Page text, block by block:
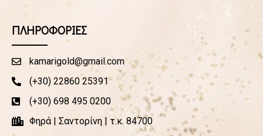
ΠΛΗΡΟΦΟΡΙΕΣ
kamarigold@gmail.com
(+30) 22860 25391
(+30) 698 495 0200
Φηρά | Σαντορίνη | τ.κ. 84700